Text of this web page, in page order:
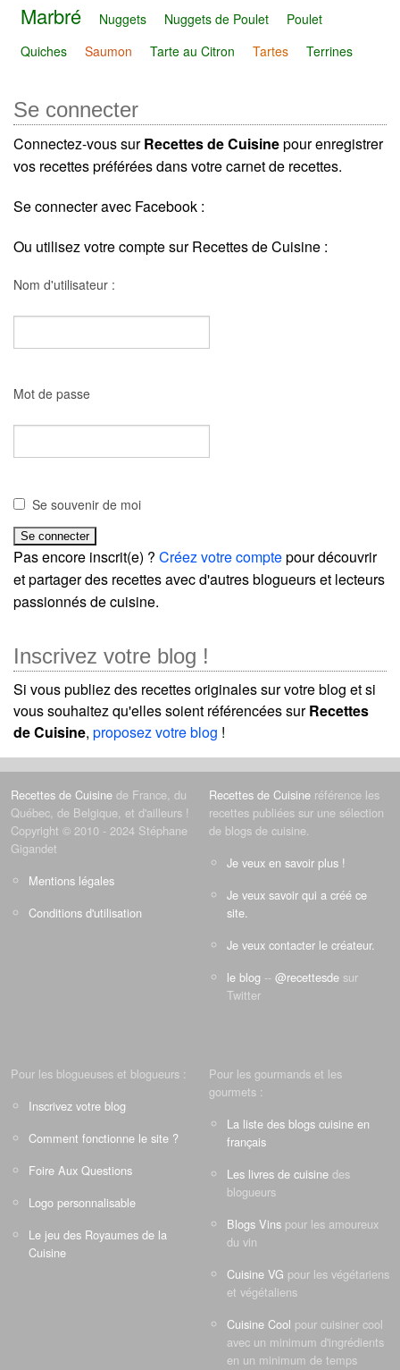
Marbré Nuggets Nuggets de Poulet
Poulet
Quiches
Saumon Tarte au Citron Tartes Terrines
Se connecter
Connectez-vous surRecettes de Cuisinepour enregistrer
vos recettes préférées dans votre carnet de recettes.
Se connecter avec Facebook :
Ou utilisez votre compte sur Recettes de Cuisine :
Nom d'utilisateur :
Mot de passe
Se souvenir de moi
Pas encore inscrit(e) ? Créez votre comptepour découvrir
et partager des recettes avec d'autres blogueurs et lecteurs
passionnés de cuisine.
Inscrivez votre blog !
Si vous publiez des recettes originales sur votre blog et si
vous souhaitez qu'elles soient référencées surRecettes
de Cuisine, proposez votre blog !
Recettes de Cuisine de France, du
Québec, de Belgique, et d'ailleurs !
Copyright © 2010 - 2024 Stéphane
Gigandet
Mentions légales
Conditions d'utilisation
Recettes de Cuisine référence les
recettes publiées sur une sélection
de blogs de cuisine.
Je veux en savoir plus !
Je veux savoir qui a créé ce
site.
Je veux contacter le créateur.
le blog -- @recettesde sur
Twitter
Pour les blogueuses et blogueurs :
Inscrivez votre blog
Comment fonctionne le site ?
Foire Aux Questions
Logo personnalisable
Le jeu des Royaumes de la
Cuisine
Pour les gourmands et les
gourmets :
La liste des blogs cuisine en
français
Les livres de cuisine des
blogueurs
Blogs Vins pour les amoureux
du vin
Cuisine VG pour les végétariens
et végétaliens
Cuisine Cool pour cuisiner cool
avec un minimum d'ingrédients
en un minimum de temps